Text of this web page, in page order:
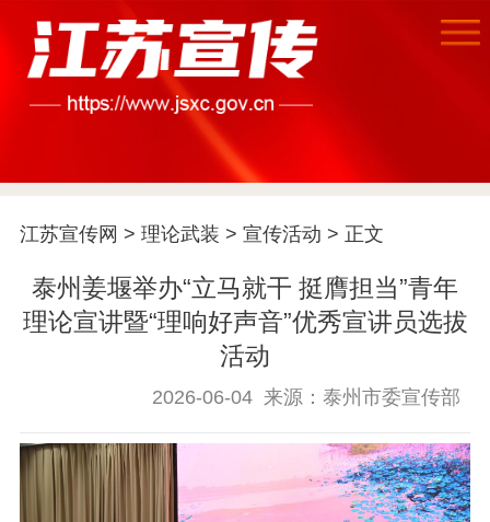
首页
江苏要闻
公示公告
通知公告 信息公开制度
信息公开指南
告
政策法规
江苏宣传网 > 理论武装 > 宣传活动 > 正文
泰州姜堰举办“立马就干 挺膺担当”青年
理论宣讲暨“理响好声音”优秀宣讲员选拔
活动
2026-06-04 来源：泰州市委宣传部